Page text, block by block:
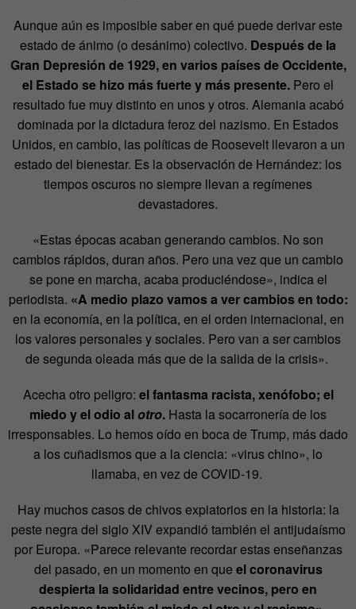
Aunque aún es imposible saber en qué puede derivar este
estado de ánimo (o desánimo) colectivo. Después de la
Gran Depresión de 1929, en varios países de Occidente,
el Estado se hizo más fuerte y más presente. Pero el
resultado fue muy distinto en unos y otros. Alemania acabó
dominada por la dictadura feroz del nazismo. En Estados
Unidos, en cambio, las políticas de Roosevelt llevaron a un
estado del bienestar. Es la observación de Hernández: los
tiempos oscuros no siempre llevan a regímenes
devastadores.
«Estas épocas acaban generando cambios. No son
cambios rápidos, duran años. Pero una vez que un cambio
se pone en marcha, acaba produciéndose», indica el
periodista. «A medio plazo vamos a ver cambios en todo:
en la economía, en la política, en el orden internacional, en
los valores personales y sociales. Pero van a ser cambios
de segunda oleada más que de la salida de la crisis».
Acecha otro peligro: el fantasma racista, xenófobo; el
miedo y el odio alotro. Hasta la socarronería de los
irresponsables. Lo hemos oído en boca de Trump, más dado
a los cuñadismos que a la ciencia: «virus chino», lo
llamaba, en vez de COVID-19.
Hay muchos casos de chivos expiatorios en la historia: la
peste negra del siglo XIV expandió también el antijudaísmo
por Europa. «Parece relevante recordar estas enseñanzas
del pasado, en un momento en que el coronavirus
despierta la solidaridad entre vecinos, pero en